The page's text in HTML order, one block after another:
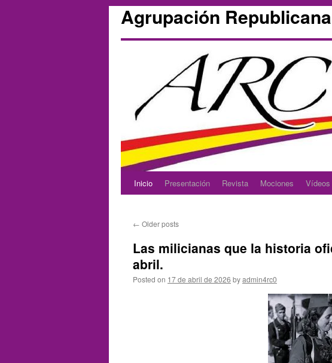
Agrupación
Skip
content
Inicio Presentación Revista Mociones Vídeos
← Older posts
Las milicianas que la historia
abril.
Posted on 17 de abril de 2026 byadmin4rc0